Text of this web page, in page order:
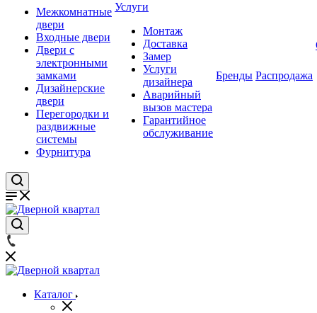
Межкомнатные
двери
Входные двери
Двери с
электронными
замками
Дизайнерские
двери
Перегородки и
раздвижные
системы
Фурнитура
Услуги
Монтаж
Доставка
Замер
Услуги
дизайнера
Аварийный
вызов мастера
Гарантийное
обслуживание
Бренды Распродажа
Каталог